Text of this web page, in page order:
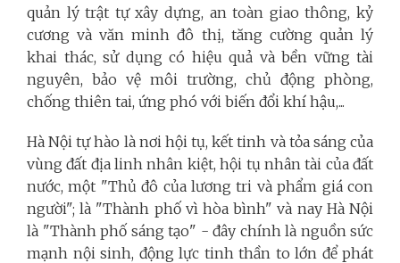
quản lý trật tự xây dựng, an toàn giao thông, kỷ
cương và văn minh đô thị, tăng cường quản lý
khai thác, sử dụng có hiệu quả và bền vững tài
nguyên, bảo vệ môi trường, chủ động phòng,
chống thiên tai, ứng phó với biến đổi khí hậu,...
Hà Nội tự hào là nơi hội tụ, kết tinh và tỏa sáng của
vùng đất địa linh nhân kiệt, hội tụ nhân tài của đất
nước, một "Thủ đô của lương tri và phẩm giá con
người"; là "Thành phố vì hòa bình" và nay Hà Nội
là "Thành phố sáng tạo" - đây chính là nguồn sức
mạnh nội sinh, động lực tinh thần to lớn để phát